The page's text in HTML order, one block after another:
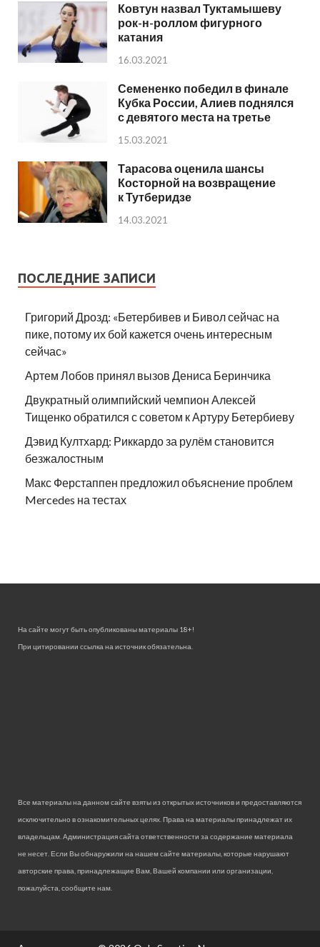
Ковтун назвал Туктамышеву
рок-н-роллом фигурного
катания
16.03.2021
Семененко победил в финале
Кубка России, Алиев поднялся
с девятого места на третье
15.03.2021
Тарасова оценила шансы
Косторной на возвращение
к Тутберидзе
14.03.2021
ПОСЛЕДНИЕ ЗАПИСИ
Григорий Дрозд: «Бетербивев и Бивол сейчас на
пике, потому их бой кажется очень интересным
сейчас»
Артем Лобов принял вызов Дениса Беринчика
Двукратный олимпийский чемпион Алексей
Тищенко обратился с советом к Артуру Бетербиеву
Дэвид Култхард: Риккардо за рулём становится
безжалостным
Макс Ферстаппен предложил объяснение проблем
Mercedes на тестах
На сайте могут быть опубликованы материалы 18+!
При цитировании ссылка на источник обязательна.
Все материалы на данном сайте взяты из открытых источников и предоставляются
исключительно в ознакомительных целях. Права на материалы принадлежат их
владельцам. Администрация сайта ответственности за содержание материала
не несет. Если Вы обнаружили на нашем сайте материалы, которые нарушают
авторские права, принадлежащие Вам, Вашей компании или организации,
пожалуйста, сообщите нам.